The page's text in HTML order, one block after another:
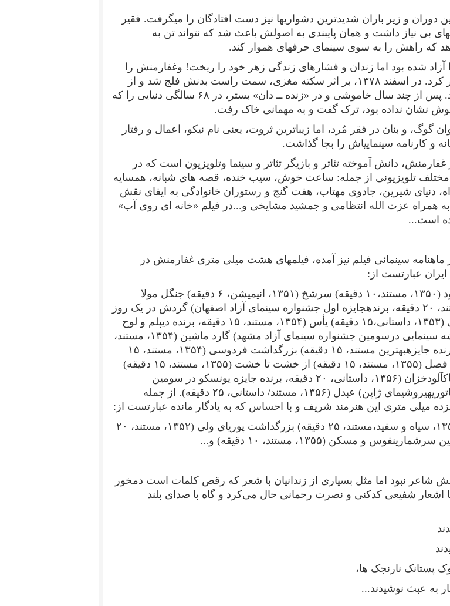
دوران و زیر باران شدیدترین دشواری‏ها نیز دست افتادگان را می‏گرفت. فقیر
بی ‏نیاز داشت و همان پای‏بندی به اصولش باعث شد که نتواند تن به
که راهش را به سوی سینمای حرفه‏ای هموار کند.
شده بود اما زندان و فشارهای زندگی زهر خود را ریخت! وغفارمنش را
کرد. در اسفند ۱۳۷۸، بر اثر سکته مغزی، سمت راست بدنش فلج شد و از
پس از چند سال خاموشی و در «زنده ــ دان» بستر، در ۶۸ سالگی دنیایی را که
نشان نداده بود، ترک گفت و به مهمانی خاک رفت.
گوگ، و بنان در فقر مُرد، اما زیباترین ثروت، یعنی نام نیکو، اعمال و رفتار
و کارنامه سینمایی‏اش را بجا گذاشت.
دانش آموخته تئاتر و بازیگر تئاتر و سینما وتلویزیون است که در
تلویزیونی از جمله: ساعت خوش، سیب خنده، قصه های شبانه، همسایه
دنیای شیرین، جادوی مهتاب، هفت گنج و رستوران خانوادگی به ایفای نقش
همراه عزت الله انتظامی و جمشید مشایخی و...در فیلم «خانه ای روی آب»
است...
ماهنامه سینمائی فیلم نیز آمده، فیلم‏های هشت میلی ‏متری غفارمنش در
ایران عبارتست از:
( ۱۳۵۰، مستند، ۱۰ دقیقه) سرشخ (۱۳۵۱، انیمیشن، ۶ دقیقه) جنگل مولا
۲۰ دقیقه، برنده‏جایزه اول جشنواره سینمای آزاد اصفهان) گردش در یک روز
(۱۳۵۳، داستانی،۱۵ دقیقه) یأس (۱۳۵۴، مستند، ۱۵ دقیقه، برنده دیپلم و لوح
سینمایی درسومین جشنواره سینمای آزاد مشهد) گارد ماشین (۱۳۵۴، مستند،
جایزه‏بهترین مستند، ۱۵ دقیقه) بزرگداشت فردوسی (۱۳۵۴، مستند، ۱۵
فصل (۱۳۵۵، مستند، ۱۵ دقیقه) از خشت تا خشت (۱۳۵۵، مستند، ۱۵ دقیقه)
(۱۳۵۶، داستانی، ۲۰ دقیقه، برنده جایزه یونسکو در سومین
ژاپن) عبدل (۱۳۵۶، مستند/ داستانی، ۲۵ دقیقه). از جمله
میلی ‏متری این هنرمند شریف و با احساس که به یادگار مانده عبارتست از:
، سیاه و سفید،مستند، ۲۵ دقیقه) بزرگداشت پوریای ولی (۱۳۵۲، مستند، ۲۰
سرشماری‏نفوس و مسکن (۱۳۵۵، مستند، ۱۰ دقیقه) و...
شاعر نبود اما مثل بسیاری از زندانیان با شعر که رقص کلمات است دمخور
اشعار شفیعی کدکنی و نصرت رحمانی حال می‌کرد و گاه با صدای بلند
پستانک نارنجک ها،
به عبث نوشیدند...